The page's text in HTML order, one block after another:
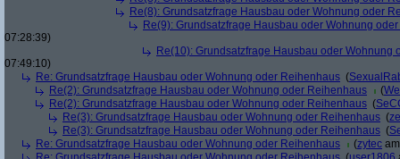
Re(8): Grundsatzfrage Hausbau oder Wohnung oder
Re(9): Grundsatzfrage Hausbau oder Wohnung
07:28:39)
Re(10): Grundsatzfrage Hausbau oder Wohnung
07:49:10)
Re: Grundsatzfrage Hausbau oder Wohnung oder Reihenhaus (
Re(2): Grundsatzfrage Hausbau oder Wohnung oder Reihenhaus
(
Re(2): Grundsatzfrage Hausbau oder Wohnung oder Reihenhaus (
Re(3): Grundsatzfrage Hausbau oder Wohnung oder Reihenhaus (
Re(3): Grundsatzfrage Hausbau oder Wohnung oder Reihenhaus (
Re: Grundsatzfrage Hausbau oder Wohnung oder Reihenhaus
(zytec